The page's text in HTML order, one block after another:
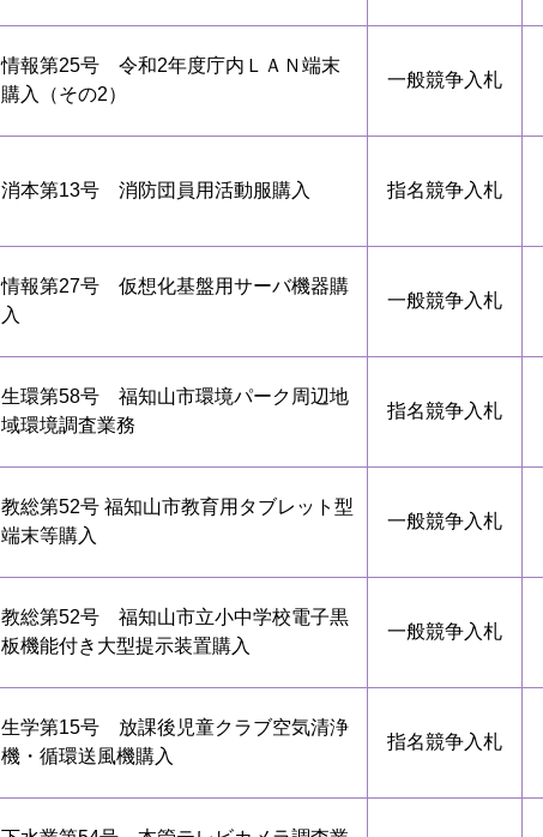
情報第25号 令和2年度庁内ＬＡＮ端末
購入（その2）
一般競争入札
消本第13号 消防団員用活動服購入 指名競争入札
情報第27号 仮想化基盤用サーバ機器購
入
一般競争入札
生環第58号 福知山市環境パーク周辺地
域環境調査業務
指名競争入札
教総第52号 福知山市教育用タブレット型
端末等購入
一般競争入札
教総第52号 福知山市立小中学校電子黒
板機能付き大型提示装置購入
一般競争入札
生学第15号 放課後児童クラブ空気清浄
機・循環送風機購入
指名競争入札